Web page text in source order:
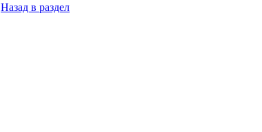
Назад в раздел